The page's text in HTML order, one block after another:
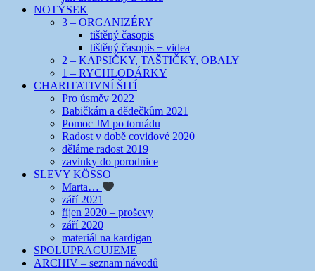
NOTÝSEK
3 – ORGANIZÉRY
tištěný časopis
tištěný časopis + videa
2 – KAPSIČKY, TAŠTIČKY, OBALY
1 – RYCHLODÁRKY
CHARITATIVNÍ ŠITÍ
Pro úsměv 2022
Babičkám a dědečkům 2021
Pomoc JM po tornádu
Radost v době covidové 2020
děláme radost 2019
zavinky do porodnice
SLEVY KÖSSO
Marta…
září 2021
říjen 2020 – proševy
září 2020
materiál na kardigan
SPOLUPRACUJEME
ARCHIV – seznam návodů